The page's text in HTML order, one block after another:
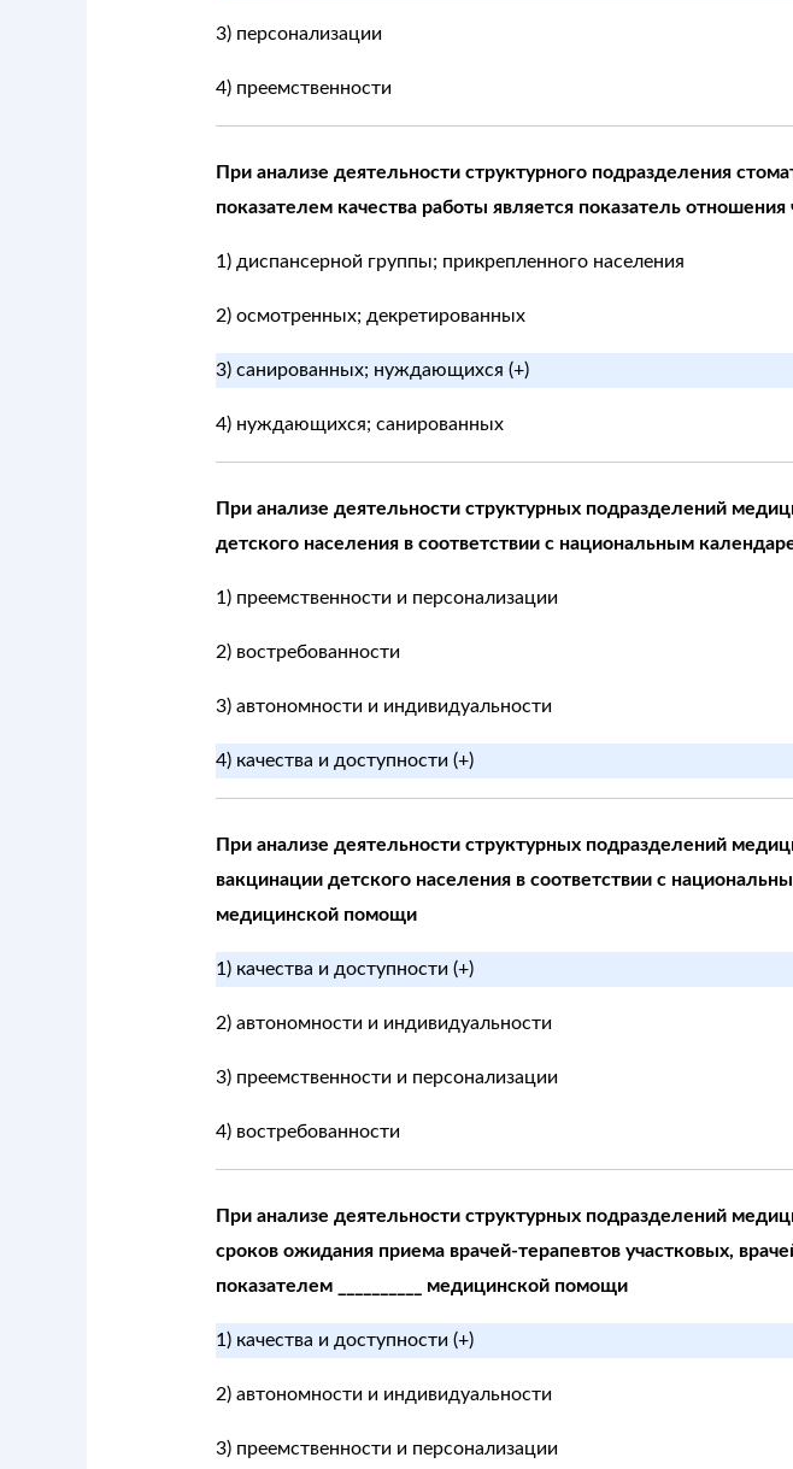
3) персонализации
4) преемственности
При анализе деятельности структурного подразделения
показателем качества работы является показатель отношения
1) диспансерной группы; прикрепленного населения
2) осмотренных; декретированных
3) санированных; нуждающихся (+)
4) нуждающихся; санированных
При анализе деятельности структурных подразделений
детского населения в соответствии с национальным
1) преемственности и персонализации
2) востребованности
3) автономности и индивидуальности
4) качества и доступности (+)
При анализе деятельности структурных подразделений
вакцинации детского населения в соответствии с
медицинской помощи
1) качества и доступности (+)
2) автономности и индивидуальности
3) преемственности и персонализации
4) востребованности
При анализе деятельности структурных подразделений
сроков ожидания приема врачей-терапевтов участковых,
показателем __________ медицинской помощи
1) качества и доступности (+)
2) автономности и индивидуальности
3) преемственности и персонализации